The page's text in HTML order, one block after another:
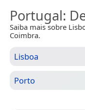
Portugal:
Saiba mais sobre
Coimbra.
Lisboa
Porto